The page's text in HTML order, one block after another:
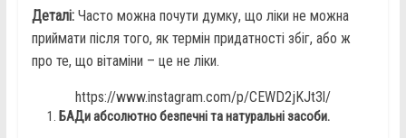
Деталі:Часто можна почути думку, що ліки не можна
приймати після того, як термін придатності збіг, або ж
про те, що вітаміни – це не ліки.
https://www.instagram.com/p/CEWD2jKJt3l/
БАДи абсолютно безпечні та натуральні засоби.